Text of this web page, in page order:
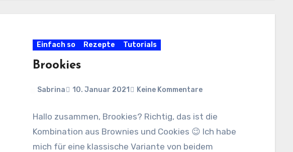
Einfach so Rezepte Tutorials
Brookies
Sabrina 10. Januar 2021 Keine Kommentare
Hallo zusammen, Brookies? Richtig, das ist die
Kombination aus Brownies und Cookies 😉 Ich habe
mich für eine klassische Variante von beidem